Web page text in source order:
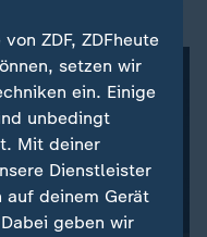
ZDF, ZDFheute
setzen wir
ein. Einige
unbedingt
Mit deiner
Dienstleister
auf deinem Gerät
geben wir